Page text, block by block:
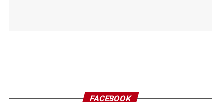
FACEBOOK